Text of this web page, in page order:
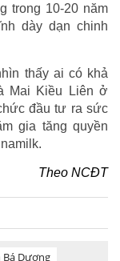
trong 10-20 năm
dày dạn chinh
thấy ai có khả
Mai Kiều Liên ở
đầu tư ra sức
gia tăng quyền
Theo NCĐT
Bá Dương